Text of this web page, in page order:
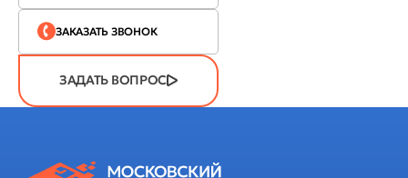
ЗАКАЗАТЬ ЗВОНОК
ЗАДАТЬ ВОПРОС